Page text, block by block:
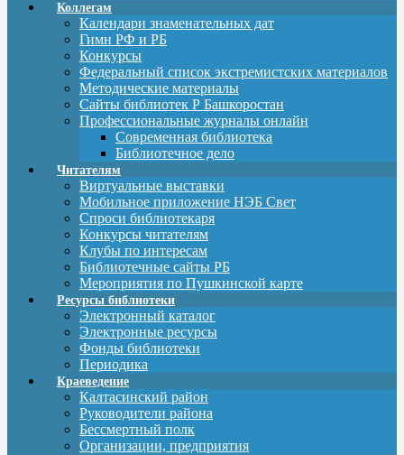
Коллегам
Календари знаменательных дат
Гимн РФ и РБ
Конкурсы
Федеральный список экстремистских материалов
Методические материалы
Сайты библиотек Р Башкоростан
Профессиональные журналы онлайн
Современная библиотека
Библиотечное дело
Читателям
Виртуальные выставки
Мобильное приложение НЭБ Свет
Спроси библиотекаря
Конкурсы читателям
Клубы по интересам
Библиотечные сайты РБ
Мероприятия по Пушкинской карте
Ресурсы библиотеки
Электронный каталог
Электронные ресурсы
Фонды библиотеки
Периодика
Краеведение
Калтасинский район
Руководители района
Бессмертный полк
Организации, предприятия